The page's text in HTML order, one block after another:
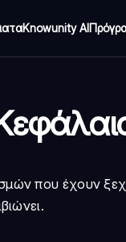
Knowunity AI
που έχουν